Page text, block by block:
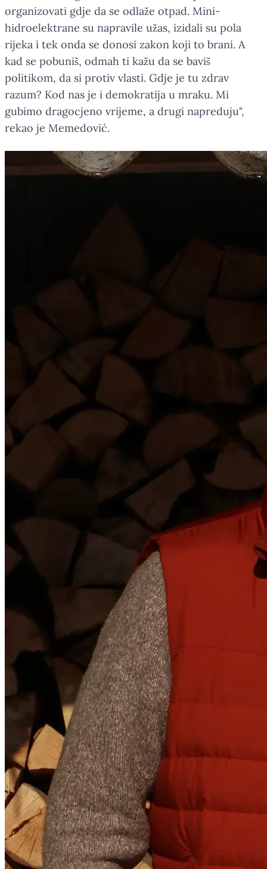
organizovati gdje da se odlaže otpad. Mini-
hidroelektrane su napravile užas, izidali su pola
rijeka i tek onda se donosi zakon koji to brani. A
kad se pobuniš, odmah ti kažu da se baviš
politikom, da si protiv vlasti. Gdje je tu zdrav
razum? Kod nas je i demokratija u mraku. Mi
gubimo dragocjeno vrijeme, a drugi napreduju",
rekao je Memedović.